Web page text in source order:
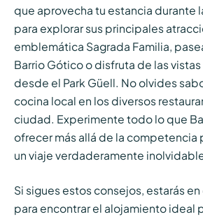
que aprovecha tu estancia durante
para explorar sus principales
emblemática Sagrada Familia,
Barrio Gótico o disfruta de las
desde el Park Güell. No olvides
cocina local en los diversos
ciudad. Experimente todo lo que
ofrecer más allá de la competencia
un viaje verdaderamente
Si sigues estos consejos, estarás
para encontrar el alojamiento ideal